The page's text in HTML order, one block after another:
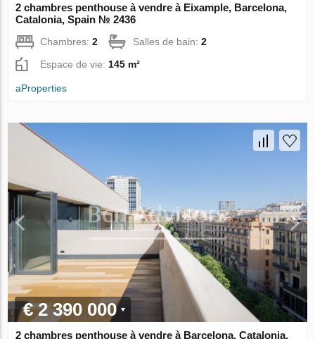
2 chambres penthouse à vendre à Eixample, Barcelona,
Catalonia, Spain № 2436
Chambres:2 Salles de bain:2
Espace de vie: 145 m²
aProperties
€ 2 390 000
2 chambres penthouse à vendre à Barcelona, Catalonia,